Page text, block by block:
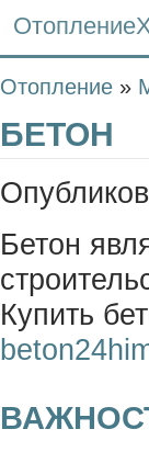
Отопление »
БЕТОН
Бетон
Купить